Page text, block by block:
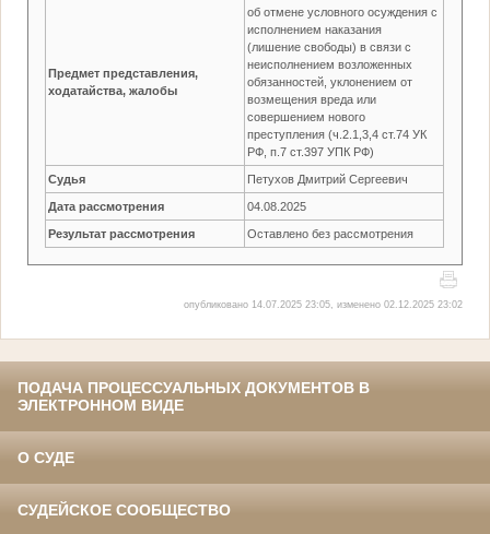
Предмет представления,
ходатайства, жалобы
об отмене условного осуждения с
исполнением наказания
(лишение свободы) в связи с
неисполнением возложенных
обязанностей, уклонением от
возмещения вреда или
совершением нового
преступления (ч.2.1,3,4 ст.74 УК
РФ, п.7 ст.397 УПК РФ)
Судья Петухов Дмитрий Сергеевич
Дата рассмотрения 04.08.2025
Результат рассмотрения Оставлено без рассмотрения
опубликовано 14.07.2025 23:05, изменено 02.12.2025 23:02
ПОДАЧА ПРОЦЕССУАЛЬНЫХ ДОКУМЕНТОВ В
ЭЛЕКТРОННОМ ВИДЕ
О СУДЕ
СУДЕЙСКОЕ СООБЩЕСТВО